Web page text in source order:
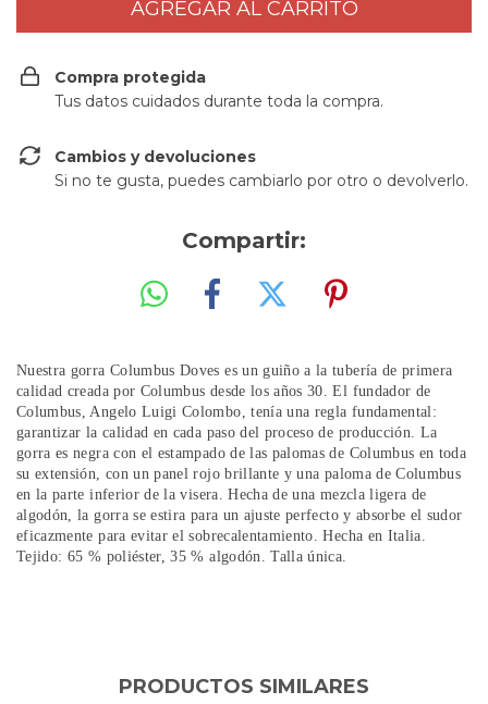
Compra protegida
Tus datos cuidados durante toda la compra.
Cambios y devoluciones
Si no te gusta, puedes cambiarlo por otro o devolverlo.
Compartir:
Nuestra gorra Columbus Doves es un guiño a la tubería de primera
calidad creada por Columbus desde los años 30. El fundador de
Columbus, Angelo Luigi Colombo, tenía una regla fundamental:
garantizar la calidad en cada paso del proceso de producción. La
gorra es negra con el estampado de las palomas de Columbus en toda
su extensión, con un panel rojo brillante y una paloma de Columbus
en la parte inferior de la visera. Hecha de una mezcla ligera de
algodón, la gorra se estira para un ajuste perfecto y absorbe el sudor
eficazmente para evitar el sobrecalentamiento. Hecha en Italia.
Tejido: 65 % poliéster, 35 % algodón. Talla única.
PRODUCTOS SIMILARES